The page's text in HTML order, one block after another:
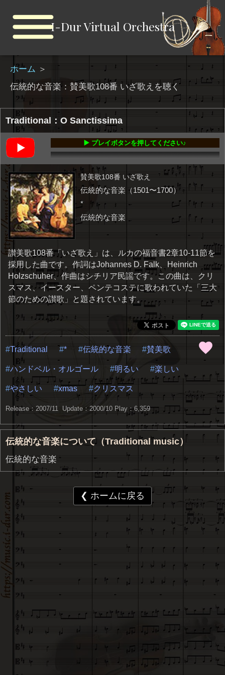
I-Dur Virtual Orchestra
ホーム ＞
伝統的な音楽：賛美歌108番 いざ歌えを聴く
Traditional：O Sanctissima
▶️ プレイボタンを押してください♪
賛美歌108番 いざ歌え
伝統的な音楽（1501〜1700）
*
伝統的な音楽
讃美歌108番「いざ歌え」は、ルカの福音書2章10-11節を
採用した曲です。作詞はJohannes D. Falk、Heinrich
Holzschuher、作曲はシチリア民謡です。 この曲は、クリ
スマス、イースター、ペンテコステに歌われていた「三大
節のための讃歌」と題されています。
Traditional * 伝統的な音楽 賛美歌
ハンドベル・オルゴール 明るい 楽しい
やさしい xmas クリスマス
Release：2007/11 Update：2000/10 Play：6,359
伝統的な音楽について（Traditional music）
伝統的な音楽
❮ ホームに戻る